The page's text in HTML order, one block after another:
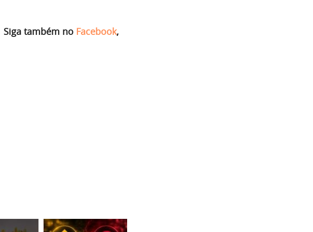
Siga também no Facebook,